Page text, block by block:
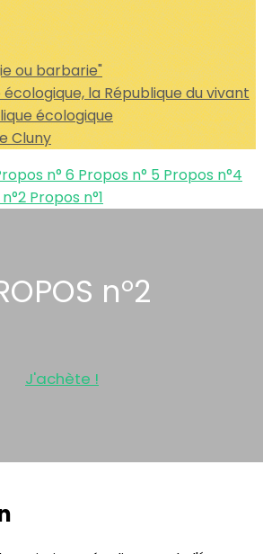
ou barbarie"
écologique, la République du vivant
écologique
Cluny
n° 6 Propos n° 5 Propos n°4
Propos n°1
n°2
J'achète !